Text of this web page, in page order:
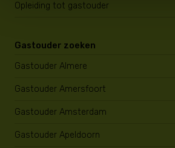
Opleiding tot gastouder
Gastouder zoeken
Gastouder Almere
Gastouder Amersfoort
Gastouder Amsterdam
Gastouder Apeldoorn